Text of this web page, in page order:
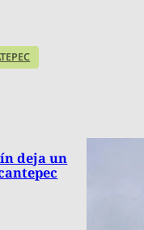
deja un